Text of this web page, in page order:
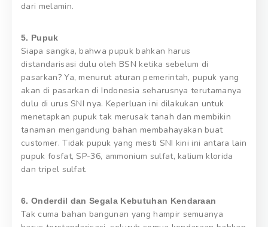
dari melamin.
5. Pupuk
Siapa sangka, bahwa pupuk bahkan harus
distandarisasi dulu oleh BSN ketika sebelum di
pasarkan? Ya, menurut aturan pemerintah, pupuk yang
akan di pasarkan di Indonesia seharusnya terutamanya
dulu di urus SNI nya. Keperluan ini dilakukan untuk
menetapkan pupuk tak merusak tanah dan membikin
tanaman mengandung bahan membahayakan buat
customer. Tidak pupuk yang mesti SNI kini ini antara lain
pupuk fosfat, SP-36, ammonium sulfat, kalium klorida
dan tripel sulfat.
6. Onderdil dan Segala Kebutuhan Kendaraan
Tak cuma bahan bangunan yang hampir semuanya